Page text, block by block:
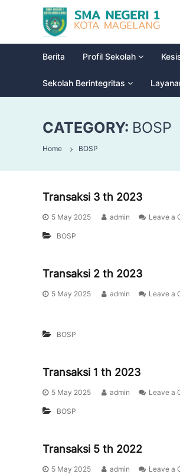
Berita Profil Sekolah
Sekolah Berintegritas
CATEGORY: BOSP
Home BOSP
Transaksi 3 th 2023
5 May 2025 admin Leave a
BOSP
Transaksi 2 th 2023
5 May 2025 admin Leave a
BOSP
Transaksi 1 th 2023
5 May 2025 admin Leave a
BOSP
Transaksi 5 th 2022
5 May 2025 admin Leave a